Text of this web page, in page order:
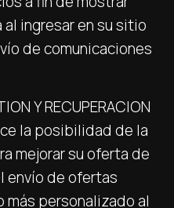
ingresar en su sitio
de comunicaciones
Y RECUPERACION
la posibilidad de la
mejorar su oferta de
envío de ofertas
más personalizado al